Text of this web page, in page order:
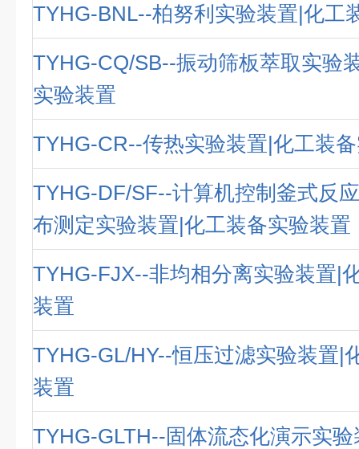
TYHG-BNL--柏努利实验装置|化工
TYHG-CQ/SB--振动筛板萃取实验
实验装置
TYHG-CR--传热实验装置|化工装
TYHG-DF/SF--计算机控制釜式反
布测定实验装置|化工装备实验装置
TYHG-FJX--非均相分离实验装置|
装置
TYHG-GL/HY--恒压过滤实验装置|
装置
TYHG-GLTH--固体流态化演示实